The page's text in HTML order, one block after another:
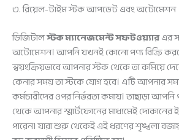
৩. রিয়েল-টাইম স্টক আপডেট এবং অটোমেশন
ডিজিটালস্টক ম্যানেজমেন্ট সফটওয়্যারএর
অটোমেশন। আপনি যখনই কোনো পণ্য বিক্রি
স্বয়ংক্রিয়ভাবে আপনার স্টক থেকে তা কমিয়ে
কেনার সময় তা স্টকে যোগ হবে। এটি আপনার
কর্মচারীদের ওপর নির্ভরতা কমায়। তাছাড়া আপনি
থেকে আপনার স্মার্টফোনের মাধ্যমেই দোকানের
পারেন। যারা শুরু থেকেই এই ধরণের শৃঙ্খলা বজায়